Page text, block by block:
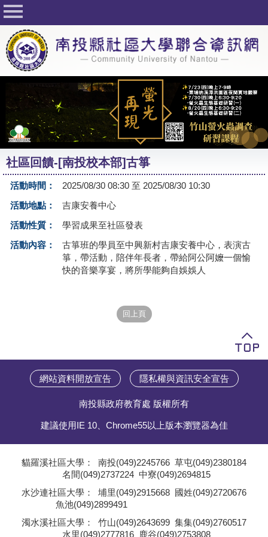
回首頁
關於社大
公佈欄
行事曆
最新活動
活動花絮
課程一覽表
志工與社團
友站連結
社區回饋-[南投校本部]古箏
活動時間：
2025/08/30 08:30 至 2025/08/30 10:30
活動地點：
吉康安養中心
活動性質：
學習成果至社區發表
活動內容：
古箏班的學員至中興新村吉康安養中心，表演古
箏，帶活動，陪伴年長者，帶給阿公阿嬤一個愉
快的音樂享宴，將所學能夠自娛娛人
網站資料開放宣告 隱私權與資訊安全宣告
南投縣政府教育處 版權所有
建議使用IE 10、Chrome55以上版本瀏覽器為佳
貓羅溪社區大學： 南投(049)2245766 草屯(049)2380184
名間(049)2737224 中寮(049)2694815
水沙連社區大學： 埔里(049)2915668 國姓(049)2720676
魚池(049)2899491
濁水溪社區大學： 竹山(049)2643699 集集(049)2760517
水里(049)2777816 鹿谷(049)2753808